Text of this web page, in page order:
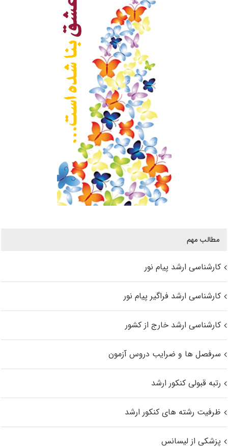
مطالب مهم
کارشناسی ارشد پیام نور
کارشناسی ارشد فراگیر پیام نور
کارشناسی ارشد خارج از کشور
سرفصل ها و ضرایب دروس آزمون
رتبه قبولی کنکور ارشد
ظرفیت رشته های کنکور ارشد
پزشکی از لیسانس